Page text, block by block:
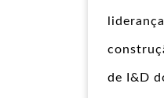
de I&D